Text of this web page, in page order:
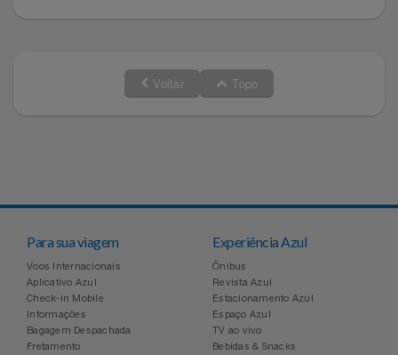
Voltar Topo
Para sua viagem
Voos Internacionais
Aplicativo Azul
Check-in Mobile
Informações
Bagagem Despachada
Fretamento
Experiência Azul
Ônibus
Revista Azul
Estacionamento Azul
Espaço Azul
TV ao vivo
Bebidas & Snacks